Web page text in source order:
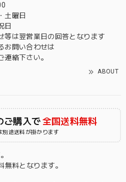
土曜日
日
等は翌営業日の回答となります
お問い合わせは
連絡下さい。
ABOUT
ご購入で全国送料無料
別途送料が掛かります
料となります。